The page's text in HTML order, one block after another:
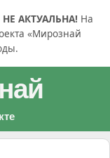
АКТУАЛЬНА! На
«Мирознай